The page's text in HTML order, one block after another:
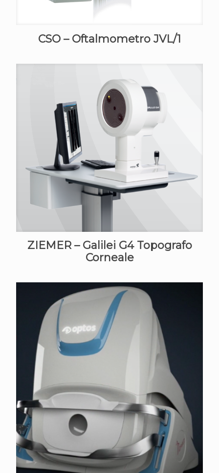
CSO – Oftalmometro JVL/1
ZIEMER – Galilei G4 Topografo
Corneale